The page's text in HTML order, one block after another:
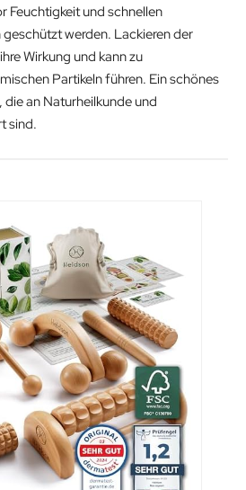
Feuchtigkeit und schnellen
werden. Lackieren der
Wirkung und kann zu
Partikeln führen. Ein schönes
an Naturheilkunde und
sind.